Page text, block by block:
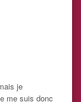
je
me suis donc